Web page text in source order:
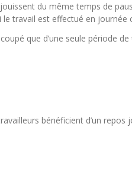
du même temps de
travail est effectué en journée
que d’une seule période
bénéficient d’un